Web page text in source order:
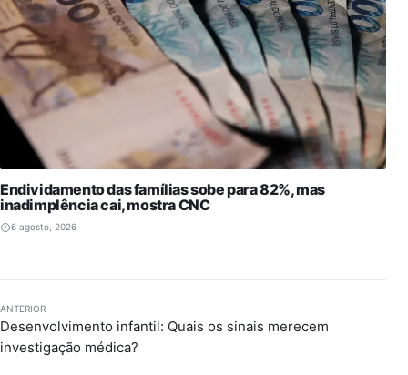
Endividamento das famílias sobe para 82%, mas
inadimplência cai, mostra CNC
6 agosto, 2026
ANTERIOR
Desenvolvimento infantil: Quais os sinais merecem
investigação médica?